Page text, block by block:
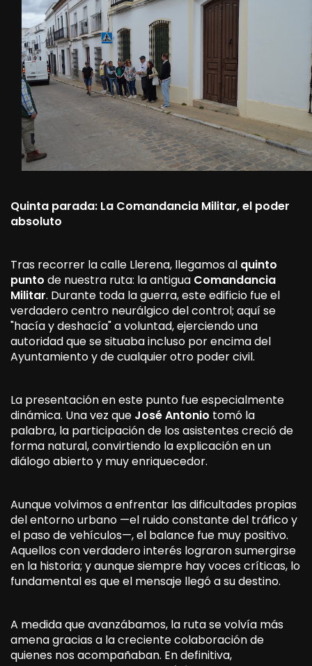
Quinta parada: La Comandancia Militar, el poder
absoluto
Tras recorrer la calle Llerena, llegamos al quinto
punto de nuestra ruta: la antigua Comandancia
Militar. Durante toda la guerra, este edificio fue el
verdadero centro neurálgico del control; aquí se
"hacía y deshacía" a voluntad, ejerciendo una
autoridad que se situaba incluso por encima del
Ayuntamiento y de cualquier otro poder civil.
La presentación en este punto fue especialmente
dinámica. Una vez que José Antonio tomó la
palabra, la participación de los asistentes creció de
forma natural, convirtiendo la explicación en un
diálogo abierto y muy enriquecedor.
Aunque volvimos a enfrentar las dificultades propias
del entorno urbano —el ruido constante del tráfico y
el paso de vehículos—, el balance fue muy positivo.
Aquellos con verdadero interés lograron sumergirse
en la historia; y aunque siempre hay voces críticas, lo
fundamental es que el mensaje llegó a su destino.
A medida que avanzábamos, la ruta se volvía más
amena gracias a la creciente colaboración de
quienes nos acompañaban. En definitiva,